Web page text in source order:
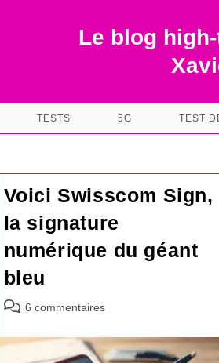
Le blog
TESTS 5G TEST
Voici Swisscom Sign,
la signature
numérique du géant
bleu
Commentaires
la
publication :
6 commentaires